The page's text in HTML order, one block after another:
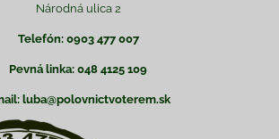
Národná ulica 2
Telefón: 0903 477 007
Pevná linka: 048 4125 109
luba@polovnictvoterem.sk